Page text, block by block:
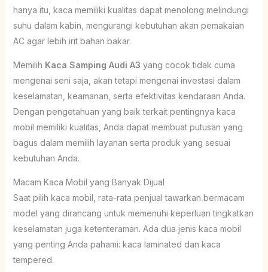
hanya itu, kaca memiliki kualitas dapat menolong melindungi
suhu dalam kabin, mengurangi kebutuhan akan pemakaian
AC agar lebih irit bahan bakar.
Memilih Kaca Samping Audi A3 yang cocok tidak cuma
mengenai seni saja, akan tetapi mengenai investasi dalam
keselamatan, keamanan, serta efektivitas kendaraan Anda.
Dengan pengetahuan yang baik terkait pentingnya kaca
mobil memiliki kualitas, Anda dapat membuat putusan yang
bagus dalam memilih layanan serta produk yang sesuai
kebutuhan Anda.
Macam Kaca Mobil yang Banyak Dijual
Saat pilih kaca mobil, rata-rata penjual tawarkan bermacam
model yang dirancang untuk memenuhi keperluan tingkatkan
keselamatan juga ketenteraman. Ada dua jenis kaca mobil
yang penting Anda pahami: kaca laminated dan kaca
tempered.